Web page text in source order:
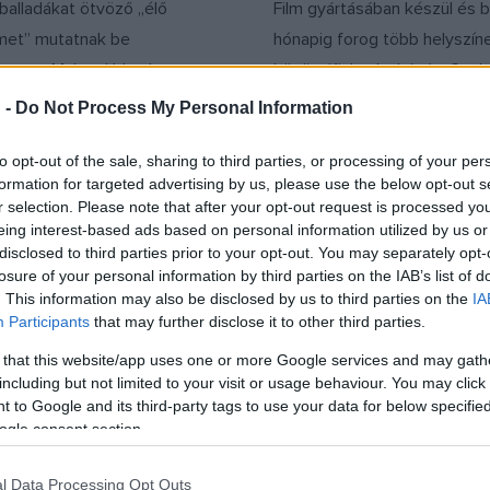
- Do Not Process My Personal Information
opt-out of the sale, sharing to third parties, or processing of your
for targeted advertising by us, please use the below opt-out
selection. Please note that after your opt-out request is processed
interest-based ads based on personal information utilized by us
to third parties prior to your opt-out. You may separately
of your personal information by third parties on the IAB’s list of
This information may also be disclosed by us to third parties on the
Participants that may further disclose it to other third parties.
that this website/app uses one or more Google services and may
but not limited to your visit or usage behaviour. You may
to Google and its third-party tags to use your data for below
consent section.
Data Processing Opt Outs
ötvöző „élő
mutatnak be
a Malom Udvarban.
Film gyártásában készül és
hónapig forog több
között Kiskunlacházán,
Várpalota, Ócsa és
a
forgalmazásban
helyet betöltő Vertigo
integrációs díjra
Project együttműködést
A budapesti Art+
29-től minden hónap
egy-egy film
EGYÉB
Filmekkel lehet